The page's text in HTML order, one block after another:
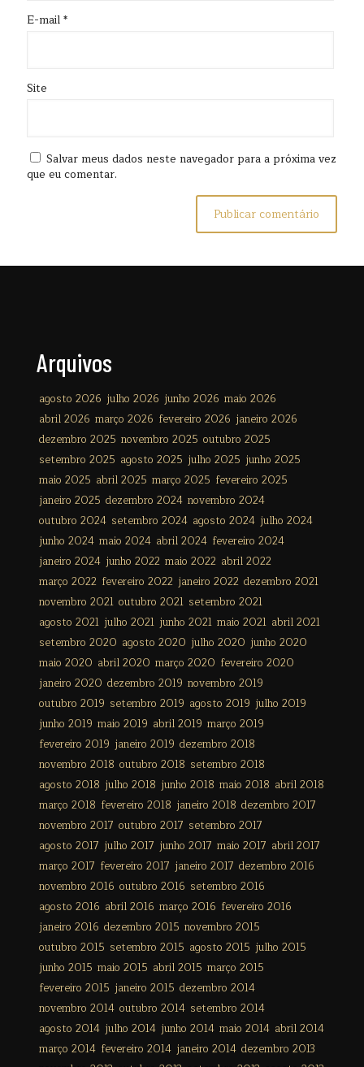
E-mail*
Site
Salvar meus dados neste navegador para a próxima vez
que eu comentar.
Arquivos
agosto 2026 julho 2026 junho 2026 maio 2026
abril 2026 março 2026 fevereiro 2026 janeiro 2026
dezembro 2025 novembro 2025 outubro 2025
setembro 2025 agosto 2025 julho 2025 junho 2025
maio 2025 abril 2025 março 2025 fevereiro 2025
janeiro 2025 dezembro 2024 novembro 2024
outubro 2024 setembro 2024 agosto 2024 julho 2024
junho 2024 maio 2024 abril 2024 fevereiro 2024
janeiro 2024 junho 2022 maio 2022 abril 2022
março 2022 fevereiro 2022 janeiro 2022 dezembro 2021
novembro 2021 outubro 2021 setembro 2021
agosto 2021 julho 2021 junho 2021 maio 2021 abril 2021
setembro 2020 agosto 2020 julho 2020 junho 2020
maio 2020 abril 2020 março 2020 fevereiro 2020
janeiro 2020 dezembro 2019 novembro 2019
outubro 2019 setembro 2019 agosto 2019 julho 2019
junho 2019 maio 2019 abril 2019 março 2019
fevereiro 2019 janeiro 2019 dezembro 2018
novembro 2018 outubro 2018 setembro 2018
agosto 2018 julho 2018 junho 2018 maio 2018 abril 2018
março 2018 fevereiro 2018 janeiro 2018 dezembro 2017
novembro 2017 outubro 2017 setembro 2017
agosto 2017 julho 2017 junho 2017 maio 2017 abril 2017
março 2017 fevereiro 2017 janeiro 2017 dezembro 2016
novembro 2016 outubro 2016 setembro 2016
agosto 2016 abril 2016 março 2016 fevereiro 2016
janeiro 2016 dezembro 2015 novembro 2015
outubro 2015 setembro 2015 agosto 2015 julho 2015
junho 2015 maio 2015 abril 2015 março 2015
fevereiro 2015 janeiro 2015 dezembro 2014
novembro 2014 outubro 2014 setembro 2014
agosto 2014 julho 2014 junho 2014 maio 2014 abril 2014
março 2014 fevereiro 2014 janeiro 2014 dezembro 2013